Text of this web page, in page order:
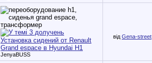
Установка сидений от Renault
Grand espace в Hyundai H1
JenyaBUSS
від Gena-street